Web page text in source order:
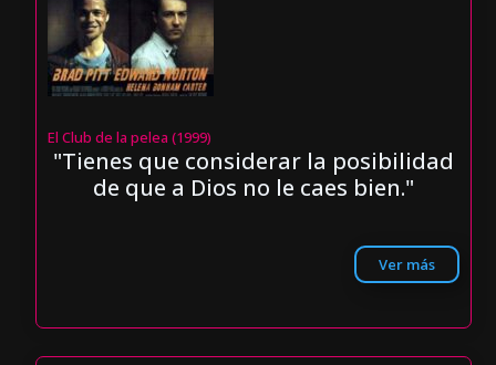
El Club de la pelea (1999)
"Tienes que considerar la posibilidad
de que a Dios no le caes bien."
Ver más